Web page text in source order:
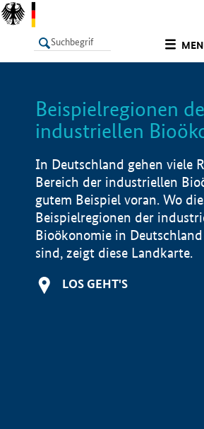
LISTE
Beispielregionen
industriellen
In Deutschland gehen viele
Bereich der industriellen
gutem Beispiel voran. Wo
Beispielregionen der
Bioökonomie in
sind, zeigt diese Landkarte.
LOS GEHT'S